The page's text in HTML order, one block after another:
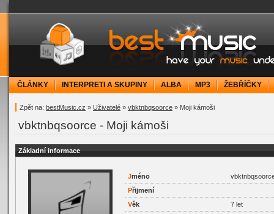
bestMusic.cz - Have your music under
ČLÁNKY INTERPRETI A SKUPINY ALBA MP3 ŽEBŘÍČKY
Zpět na: bestMusic.cz » Uživatelé » vbktnbqsoorce » Moji kámoši
vbktnbqsoorce - Moji kámoši
Základní informace
Jméno
Přijmení
Věk
7 let